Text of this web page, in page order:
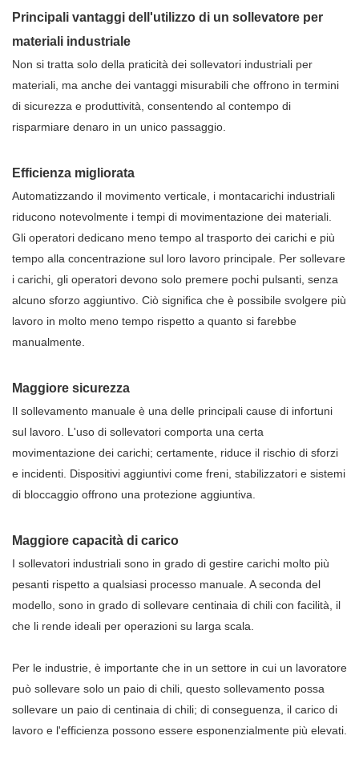
Principali vantaggi dell'utilizzo di un sollevatore per
materiali industriale
Non si tratta solo della praticità dei sollevatori industriali per
materiali, ma anche dei vantaggi misurabili che offrono in termini
di sicurezza e produttività, consentendo al contempo di
risparmiare denaro in un unico passaggio.
Efficienza migliorata
Automatizzando il movimento verticale, i montacarichi industriali
riducono notevolmente i tempi di movimentazione dei materiali.
Gli operatori dedicano meno tempo al trasporto dei carichi e più
tempo alla concentrazione sul loro lavoro principale. Per sollevare
i carichi, gli operatori devono solo premere pochi pulsanti, senza
alcuno sforzo aggiuntivo. Ciò significa che è possibile svolgere più
lavoro in molto meno tempo rispetto a quanto si farebbe
manualmente.
Maggiore sicurezza
Il sollevamento manuale è una delle principali cause di infortuni
sul lavoro. L'uso di sollevatori comporta una certa
movimentazione dei carichi; certamente, riduce il rischio di sforzi
e incidenti. Dispositivi aggiuntivi come freni, stabilizzatori e sistemi
di bloccaggio offrono una protezione aggiuntiva.
Maggiore capacità di carico
I sollevatori industriali sono in grado di gestire carichi molto più
pesanti rispetto a qualsiasi processo manuale. A seconda del
modello, sono in grado di sollevare centinaia di chili con facilità, il
che li rende ideali per operazioni su larga scala.
Per le industrie, è importante che in un settore in cui un lavoratore
può sollevare solo un paio di chili, questo sollevamento possa
sollevare un paio di centinaia di chili; di conseguenza, il carico di
lavoro e l'efficienza possono essere esponenzialmente più elevati.